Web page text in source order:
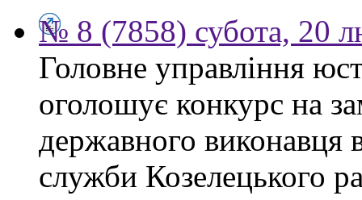
№ 8 (7858) субота, 20
Головне управління
оголошує конкурс на
державного виконавця
служби Козелецького